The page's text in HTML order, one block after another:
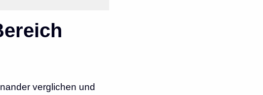
verglichen und